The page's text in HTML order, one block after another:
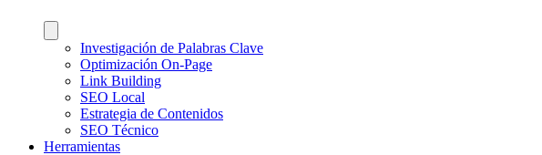
Investigación de Palabras Clave
Optimización On-Page
Link Building
SEO Local
Estrategia de Contenidos
SEO Técnico
Herramientas